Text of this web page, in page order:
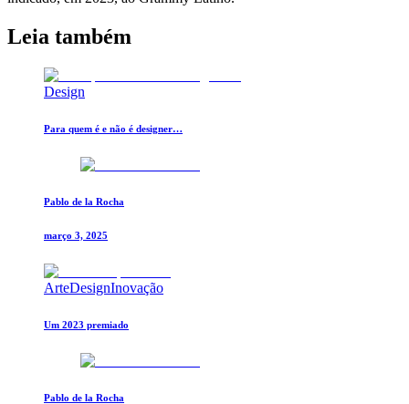
Leia também
Design
Para quem é e não é designer…
Pablo de la Rocha
março 3, 2025
ArteDesignInovação
Um 2023 premiado
Pablo de la Rocha